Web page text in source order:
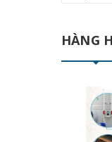
HÀNG